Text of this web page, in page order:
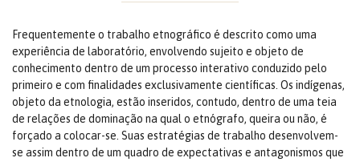
Frequentemente o trabalho etnográfico é descrito como uma
experiência de laboratório, envolvendo sujeito e objeto de
conhecimento dentro de um processo interativo conduzido pelo
primeiro e com finalidades exclusivamente científicas. Os indígenas,
objeto da etnologia, estão inseridos, contudo, dentro de uma teia
de relações de dominação na qual o etnógrafo, queira ou não, é
forçado a colocar-se. Suas estratégias de trabalho desenvolvem-
se assim dentro de um quadro de expectativas e antagonismos que